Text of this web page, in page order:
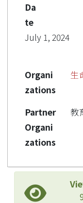
Da
te
July 1, 2024
Organi
zations
生
Partner
Organi
zations
教